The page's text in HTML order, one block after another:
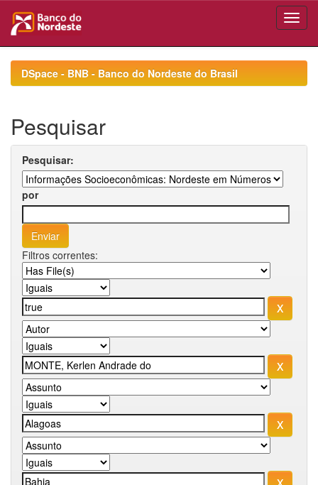
navigationDSpace - BNB - Banco do Nordeste do Brasil
Pesquisar
Pesquisar:
por
Filtros correntes: